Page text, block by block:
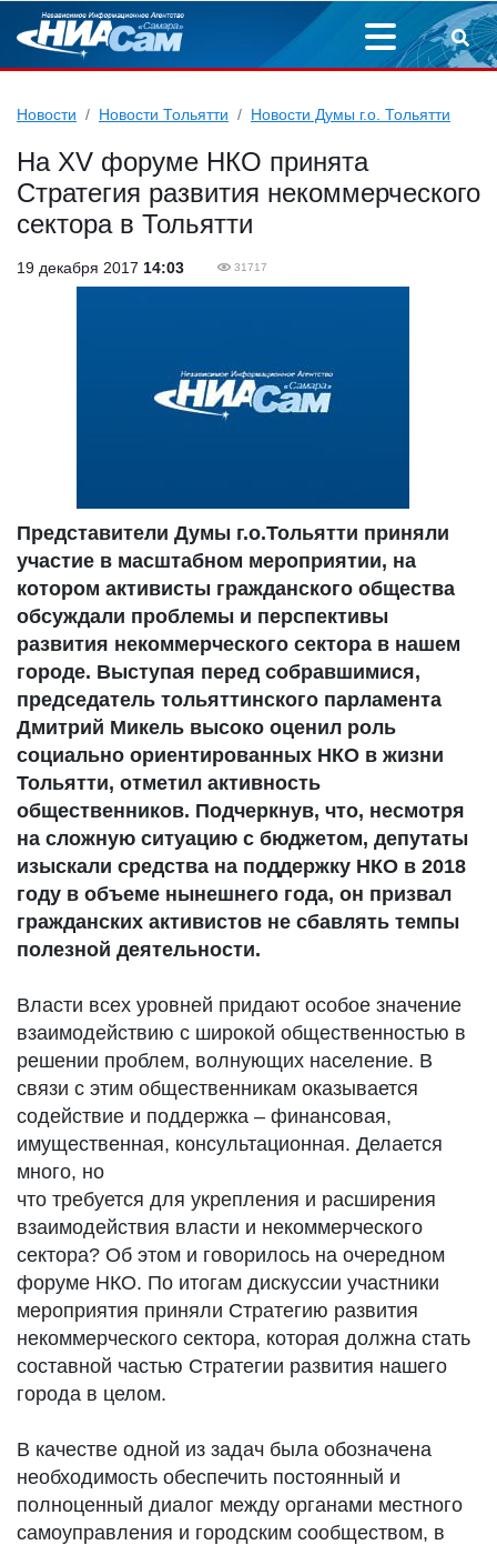
Новости Новости Тольятти Новости Думы г.о. Тольятти
На XV форуме НКО принята
Стратегия развития некоммерческого
сектора в Тольятти
19 декабря 2017 14:03 31717
Представители Думы г.о.Тольятти приняли
участие в масштабном мероприятии, на
котором активисты гражданского общества
обсуждали проблемы и перспективы
развития некоммерческого сектора в нашем
городе. Выступая перед собравшимися,
председатель тольяттинского парламента
Дмитрий Микель высоко оценил роль
социально ориентированных НКО в жизни
Тольятти, отметил активность
общественников. Подчеркнув, что, несмотря
на сложную ситуацию с бюджетом, депутаты
изыскали средства на поддержку НКО в 2018
году в объеме нынешнего года, он призвал
гражданских активистов не сбавлять темпы
полезной деятельности.
Власти всех уровней придают особое значение
взаимодействию с широкой общественностью в
решении проблем, волнующих население. В
связи с этим общественникам оказывается
содействие и поддержка – финансовая,
имущественная, консультационная. Делается
много, но
что требуется для укрепления и расширения
взаимодействия власти и некоммерческого
сектора? Об этом и говорилось на очередном
форуме НКО. По итогам дискуссии участники
мероприятия приняли Стратегию развития
некоммерческого сектора, которая должна стать
составной частью Стратегии развития нашего
города в целом.
В качестве одной из задач была обозначена
необходимость обеспечить постоянный и
полноценный диалог между органами местного
самоуправления и городским сообществом, в